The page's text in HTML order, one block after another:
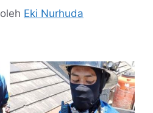
oleh Eki Nurhuda